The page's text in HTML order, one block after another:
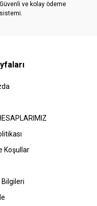
Güvenli ve kolay ödeme
sistemi.
Koşullar